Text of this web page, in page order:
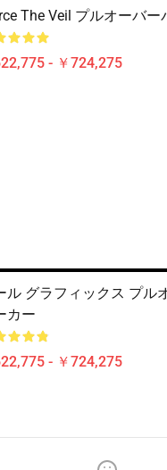
The Veil プルオーバー
- ￥724,275
ル グラフィックス プル
カー
- ￥724,275